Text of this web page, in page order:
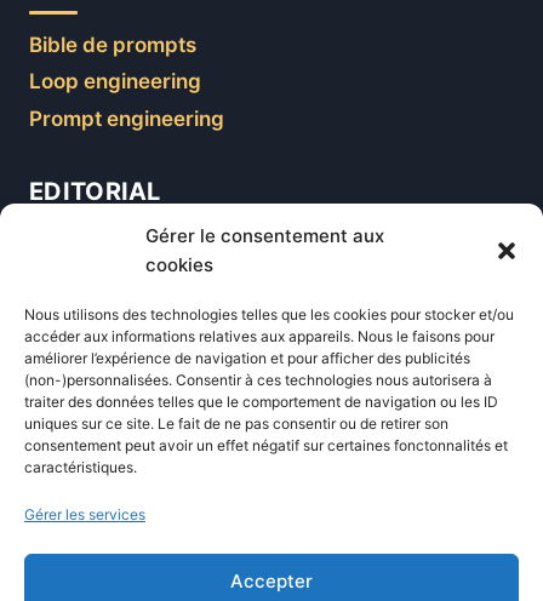
Gérer le consentement aux
cookies
Nous utilisons des technologies telles que les cookies pour stocker et/ou
accéder aux informations relatives aux appareils. Nous le faisons pour
améliorer l’expérience de navigation et pour afficher des publicités
(non-)personnalisées. Consentir à ces technologies nous autorisera à
traiter des données telles que le comportement de navigation ou les ID
uniques sur ce site. Le fait de ne pas consentir ou de retirer son
consentement peut avoir un effet négatif sur certaines fonctonnalités et
caractéristiques.
Gérer les services
Accepter
Bible de prompts
Loop engineering
Prompt engineering
EDITORIAL
Formations
Newsletter
Équipe éditoriale
Politique éditoriale
Méthodologie de test
Transparence et affiliation
CritiquePlus dans les médias